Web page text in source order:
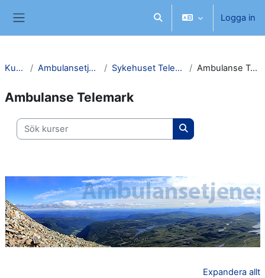
Växla sökinmatningLogga in
Kurser Ambulansetjenester Sykehuset Telemark HF Ambulanse Telemark
Ambulanse Telemark
Sök kurser
Sök kurser
Expandera allt